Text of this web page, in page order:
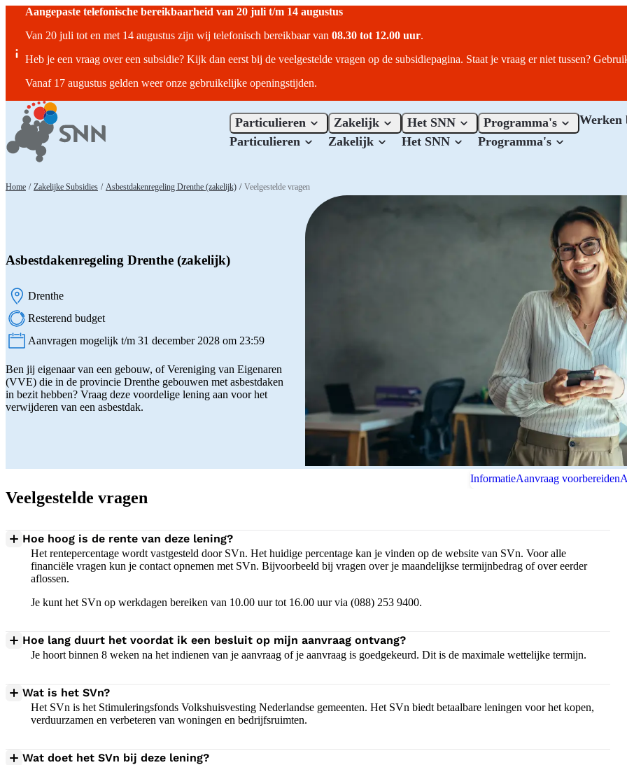
Aangepaste telefonische bereikbaarheid van 20 juli t/m 14 augustus
Van 20 juli tot en met 14 augustus zijn wij telefonisch bereikbaar van 08.30 tot 12.00 uur.
Heb je een vraag over een subsidie? Kijk dan eerst bij de veelgestelde vragen op de subsidiepagina. Staat je vraag er niet tussen?
Vanaf 17 augustus gelden weer onze gebruikelijke openingstijden.
Particulieren
Particulieren
Zakelijk
Zakelijk
Het SNN
Het SNN
Programma's
Programma's
Werken
Home / Zakelijke Subsidies / Asbestdakenregeling Drenthe (zakelijk) / Veelgestelde vragen
Asbestdakenregeling Drenthe (zakelijk)
Locatie:
Drenthe
Resterend budget
Status:
Aanvragen mogelijk t/m 31 december 2028 om 23:59
Ben jij eigenaar van een gebouw, of Vereniging van Eigenaren
(VVE) die in de provincie Drenthe gebouwen met asbestdaken
in bezit hebben? Vraag deze voordelige lening aan voor het
verwijderen van een asbestdak.
InformatieAanvraag voorbereiden
Veelgestelde vragen
Hoe hoog is de rente van deze lening?
Het rentepercentage wordt vastgesteld door SVn. Het huidige percentage kan je vinden op de website van SVn. Voor alle
financiële vragen kun je contact opnemen met SVn. Bijvoorbeeld bij vragen over je maandelijkse termijnbedrag of over eerder
aflossen.
Je kunt het SVn op werkdagen bereiken van 10.00 uur tot 16.00 uur via (088) 253 9400.
Hoe lang duurt het voordat ik een besluit op mijn aanvraag ontvang?
Je hoort binnen 8 weken na het indienen van je aanvraag of je aanvraag is goedgekeurd. Dit is de maximale wettelijke termijn.
Wat is het SVn?
Het SVn is het Stimuleringsfonds Volkshuisvesting Nederlandse gemeenten. Het SVn biedt betaalbare leningen voor het kopen,
verduurzamen en verbeteren van woningen en bedrijfsruimten.
Wat doet het SVn bij deze lening?